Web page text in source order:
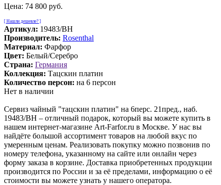
Цена: 74 800 руб.
[ Нашли дешевле? ]
Артикул: 19483/BH
Производитель: Rosenthal
Материал: Фарфор
Цвет: Белый/Серебро
Страна: Германия
Коллекция: Тацскин платин
Количество персон: на 6 персон
Нет в наличии
Сервиз чайный "тацскин платин" на 6перс. 21пред., наб.
19483/BH – отличный подарок, который вы можете купить в
нашем интернет-магазине Art-Farfor.ru в Москве. У нас вы
найдёте большой ассортимент товаров на любой вкус по
умеренным ценам. Реализовать покупку можно позвонив по
номеру телефона, указанному на сайте или онлайн через
форму заказа в корзине. Доставка приобретенных продукции
производится по России и за её пределами, информацию о её
стоимости вы можете узнать у нашего оператора.